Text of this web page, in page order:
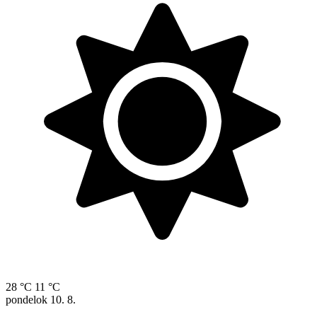
28 °C 11 °C
pondelok 10. 8.